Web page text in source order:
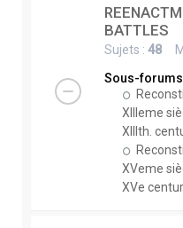
BATTLES
Sujets : 48
Sous-forums
XIIIeme
XIIIth.
XVeme
XVe